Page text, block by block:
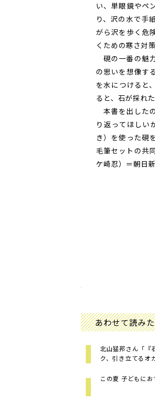
い、単眼鏡やペ
り、沢の水で手
がら沢を歩く危
くための寒さ対
硯の一番の魅
の思いを想像す
を水につけると
ると、石が採れ
本書を出した
り返ってほしい
き）を使った硯
毛筆セットの共
ケ崎忍）＝朝日
あわせて読み
北山猛邦さん「
ク、引き立てるオ
この夏 子どもにお